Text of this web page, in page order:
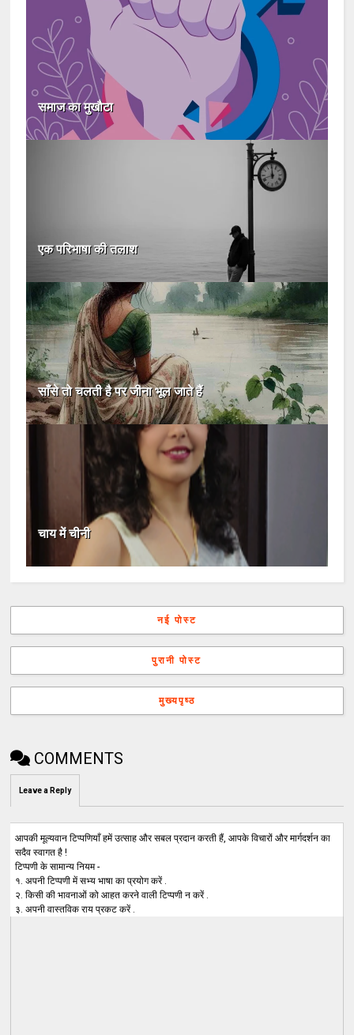
समाज का मुखौटा
एक परिभाषा की तलाश
साँसे तो चलती है पर जीना भूल जाते हैं
चाय में चीनी
नई पोस्ट
पुरानी पोस्ट
मुख्यपृष्ठ
COMMENTS
Leave a Reply
आपकी मूल्यवान टिप्पणियाँ हमें उत्साह और सबल प्रदान करती हैं, आपके विचारों और मार्गदर्शन का
सदैव स्वागत है !
टिप्पणी के सामान्य नियम -
१. अपनी टिप्पणी में सभ्य भाषा का प्रयोग करें .
२. किसी की भावनाओं को आहत करने वाली टिप्पणी न करें .
३. अपनी वास्तविक राय प्रकट करें .